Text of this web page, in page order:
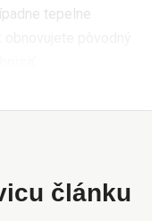
tepelne
článku